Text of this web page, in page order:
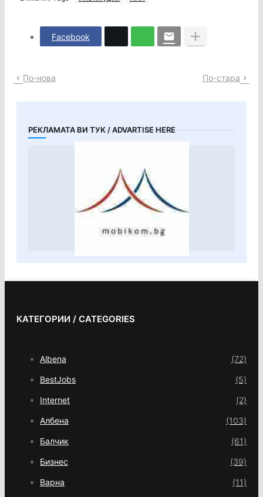
Facebook
По-нова По-стара
РЕКЛАМАТА ВИ ТУК / ADVARTISE HERE
КАТЕГОРИИ / CATEGORIES
Albena (72)
BestJobs (5)
Internet (2)
Албена (103)
Балчик (61)
Бизнес (39)
Варна (11)